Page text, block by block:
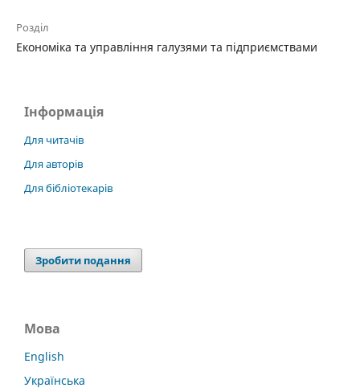
Розділ
Економіка та управління галузями та підприємствами
Інформація
Для читачів
Для авторів
Для бібліотекарів
Зробити подання
Мова
English
Українська